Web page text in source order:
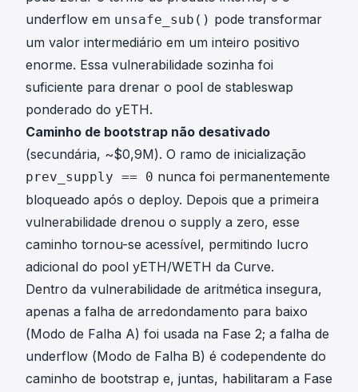
underflow em unsafe_sub() pode transformar
um valor intermediário em um inteiro positivo
enorme. Essa vulnerabilidade sozinha foi
suficiente para drenar o pool de stableswap
ponderado do yETH.
Caminho de bootstrap não desativado
(secundária, ~$0,9M). O ramo de inicialização
prev_supply == 0 nunca foi permanentemente
bloqueado após o deploy. Depois que a primeira
vulnerabilidade drenou o supply a zero, esse
caminho tornou-se acessível, permitindo lucro
adicional do pool yETH/WETH da Curve.
Dentro da vulnerabilidade de aritmética insegura,
apenas a falha de arredondamento para baixo
(Modo de Falha A) foi usada na Fase 2; a falha de
underflow (Modo de Falha B) é codependente do
caminho de bootstrap e, juntas, habilitaram a Fase